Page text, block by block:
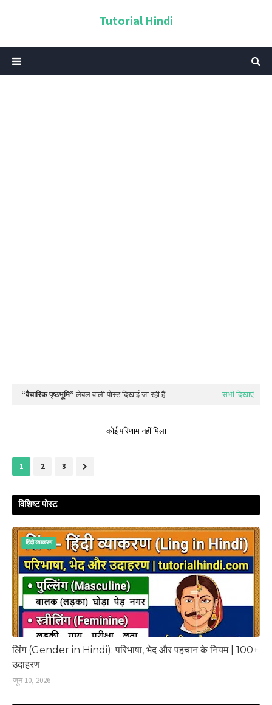
Tutorial Hindi
वैचारिक पृष्ठभूमि लेबल वाली पोस्ट दिखाई जा रही हैं सभी दिखाएं
कोई परिणाम नहीं मिला
1 2 3
विशिष्ट पोस्ट
हिंदी व्‍याकरण
लिंग (Gender in Hindi): परिभाषा, भेद और पहचान के नियम | 100+
उदाहरण
जून 10, 2026